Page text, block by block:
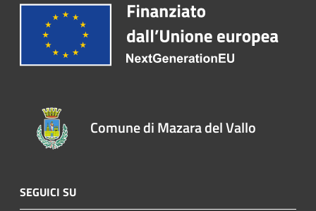
Comune di Mazara del Vallo
SEGUICI SU